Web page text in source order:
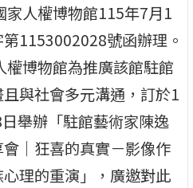
家人權博物館115年7月1
1153002028號函辦理。
權博物館為推廣該館駐館
與社會多元溝通，訂於1
舉辦「駐館藝術家陳逸
｜狂喜的真實－影像作
理的重演」，廣邀對此